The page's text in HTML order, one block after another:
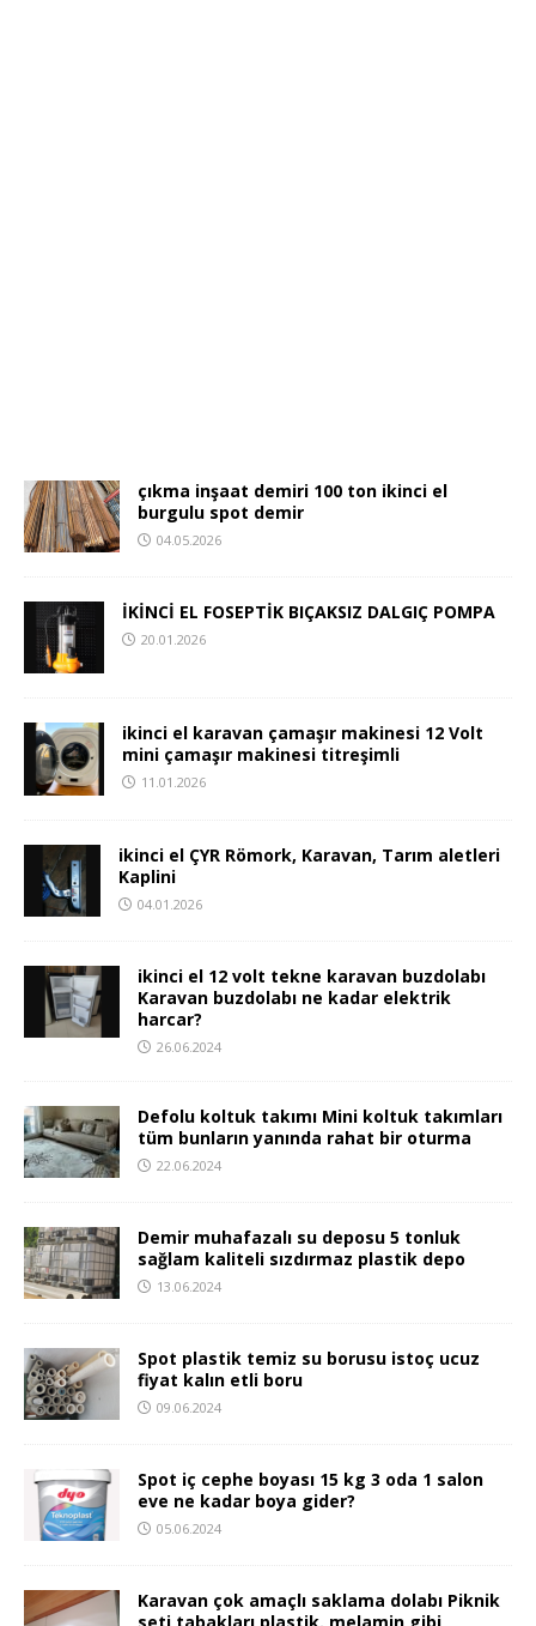
çıkma inşaat demiri 100 ton ikinci el
burgulu spot demir
04.05.2026
İKİNCİ EL FOSEPTİK BIÇAKSIZ DALGIÇ POMPA
20.01.2026
ikinci el karavan çamaşır makinesi 12 Volt
mini çamaşır makinesi titreşimli
11.01.2026
ikinci el ÇYR Römork, Karavan, Tarım aletleri
Kaplini
04.01.2026
ikinci el 12 volt tekne karavan buzdolabı
Karavan buzdolabı ne kadar elektrik
harcar?
26.06.2024
Defolu koltuk takımı Mini koltuk takımları
tüm bunların yanında rahat bir oturma
22.06.2024
Demir muhafazalı su deposu 5 tonluk
sağlam kaliteli sızdırmaz plastik depo
13.06.2024
Spot plastik temiz su borusu istoç ucuz
fiyat kalın etli boru
09.06.2024
Spot iç cephe boyası 15 kg 3 oda 1 salon
eve ne kadar boya gider?
05.06.2024
Karavan çok amaçlı saklama dolabı Piknik